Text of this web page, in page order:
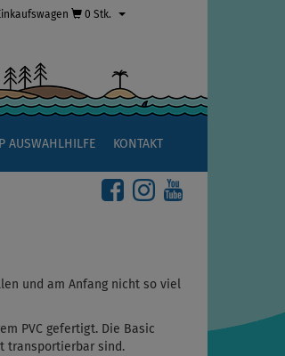
0 Stk.
AUSWAHLHILFE KONTAKT
und am Anfang nicht so viel
PVC gefertigt. Die Basic
transportierbar sind.